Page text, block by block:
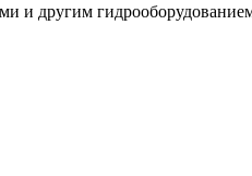
и другим